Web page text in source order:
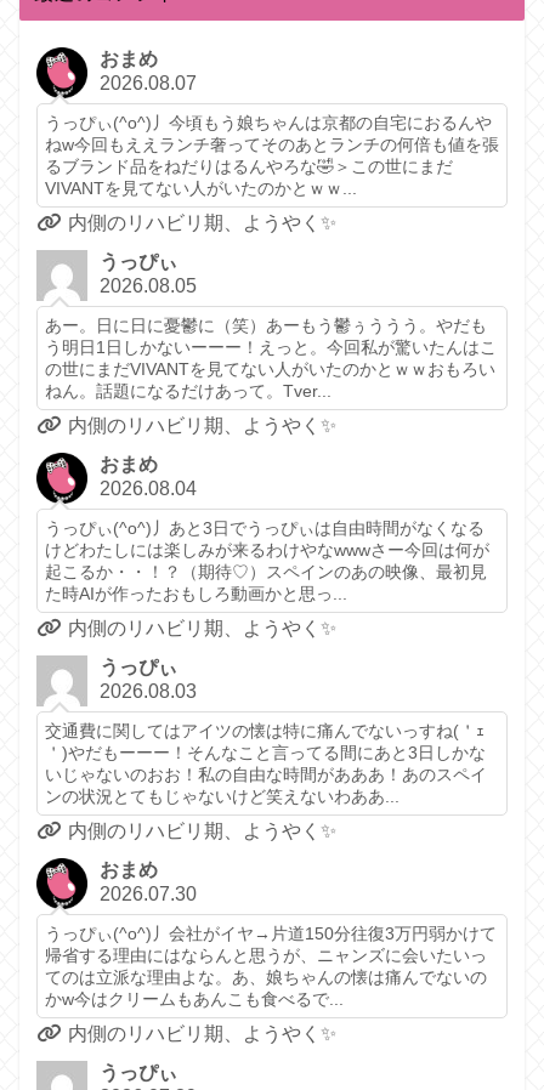
おまめ
2026.08.07
うっぴぃ(^o^)丿今頃もう娘ちゃんは京都の自宅におるんや
ねw今回もええランチ奢ってそのあとランチの何倍も値を張
るブランド品をねだりはるんやろな🤣＞この世にまだ
VIVANTを見てない人がいたのかとｗｗ...
内側のリハビリ期、ようやく✨️
うっぴぃ
2026.08.05
あー。日に日に憂鬱に（笑）あーもう鬱ぅううう。やだも
う明日1日しかないーーー！えっと。今回私が驚いたんはこ
の世にまだVIVANTを見てない人がいたのかとｗｗおもろい
ねん。話題になるだけあって。Tver...
内側のリハビリ期、ようやく✨️
おまめ
2026.08.04
うっぴぃ(^o^)丿あと3日でうっぴぃは自由時間がなくなる
けどわたしには楽しみが来るわけやなwwwさー今回は何が
起こるか・・！？（期待♡）スペインのあの映像、最初見
た時AIが作ったおもしろ動画かと思っ...
内側のリハビリ期、ようやく✨️
うっぴぃ
2026.08.03
交通費に関してはアイツの懐は特に痛んでないっすね(＇ｪ
＇)やだもーーー！そんなこと言ってる間にあと3日しかな
いじゃないのおお！私の自由な時間があああ！あのスペイ
ンの状況とてもじゃないけど笑えないわああ...
内側のリハビリ期、ようやく✨️
おまめ
2026.07.30
うっぴぃ(^o^)丿会社がイヤ→片道150分往復3万円弱かけて
帰省する理由にはならんと思うが、ニャンズに会いたいっ
てのは立派な理由よな。あ、娘ちゃんの懐は痛んでないの
かw今はクリームもあんこも食べるで...
内側のリハビリ期、ようやく✨️
うっぴぃ